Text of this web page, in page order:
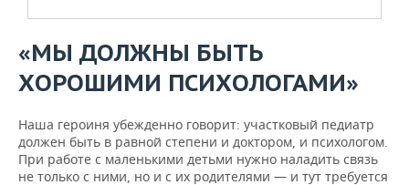
«МЫ ДОЛЖНЫ БЫТЬ
ХОРОШИМИ ПСИХОЛОГАМИ»
Наша героиня убежденно говорит: участковый педиатр
должен быть в равной степени и доктором, и психологом.
При работе с маленькими детьми нужно наладить связь
не только с ними, но и с их родителями — и тут требуется